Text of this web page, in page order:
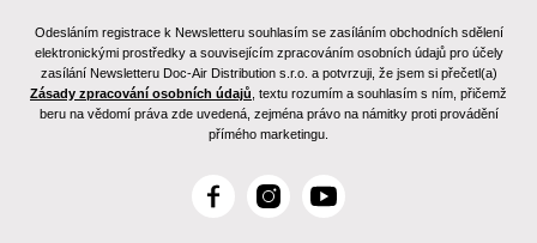
Odesláním registrace k Newsletteru souhlasím se zasíláním obchodních sdělení
elektronickými prostředky a souvisejícím zpracováním osobních údajů pro účely
zasílání Newsletteru Doc-Air Distribution s.r.o. a potvrzuji, že jsem si přečetl(a)
Zásady zpracování osobních údajů , textu rozumím a souhlasím s ním, přičemž
beru na vědomí práva zde uvedená, zejména právo na námitky proti provádění
přímého marketingu.
F
I
Y